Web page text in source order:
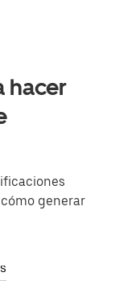
hacer
generar